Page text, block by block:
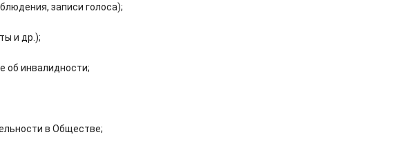
записи голоса);
и др.);
об инвалидности;
в Обществе;